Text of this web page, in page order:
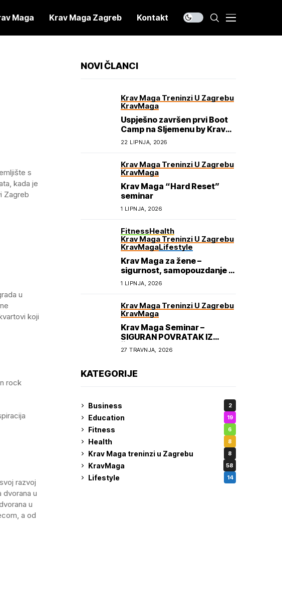
Maga Krav Maga Zagreb Kontakt
s
kada je
Zagreb
u
koji
rock
razvoj
dvorana u
u
a od
NOVI ČLANCI
Krav Maga Treninzi U Zagrebu
KravMaga
Uspješno završen prvi Boot
Camp na Sljemenu by Krav
Maga Academy
22 LIPNJA, 2026
Krav Maga Treninzi U Zagrebu
KravMaga
Krav Maga “Hard Reset”
seminar
1 LIPNJA, 2026
FitnessHealth
Krav Maga Treninzi U Zagrebu
KravMagaLifestyle
Krav Maga za žene –
sigurnost, samopouzdanje i
osnaživanje
1 LIPNJA, 2026
Krav Maga Treninzi U Zagrebu
KravMaga
Krav Maga Seminar –
SIGURAN POVRATAK IZ
ŠKOLE
27 TRAVNJA, 2026
KATEGORIJE
Business 2
Education 19
Fitness 6
Health 8
Krav Maga treninzi u Zagrebu 8
KravMaga 58
Lifestyle 14